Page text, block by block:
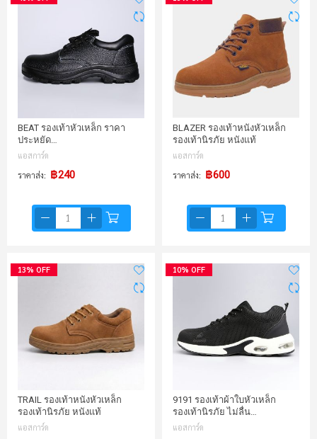
BEAT รองเท้าหัวเหล็ก ราคา
ประหยัด…
แอสการ์ด
ราคาส่ง ฿240
BLAZER รองเท้าหนังหัวเหล็ก
รองเท้านิรภัย หนังแท้
แอสการ์ด
ราคาส่ง ฿600
13% OFF
TRAIL รองเท้าหนังหัวเหล็ก
รองเท้านิรภัย หนังแท้
แอสการ์ด
10% OFF
9191 รองเท้าผ้าใบหัวเหล็ก
รองเท้านิรภัย ไม่ลื่น…
แอสการ์ด